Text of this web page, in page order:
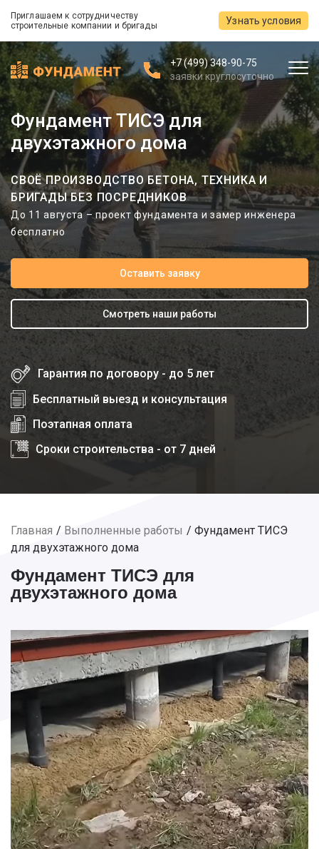
Приглашаем к сотрудничеству
строительные компании и бригады
Узнать условия
+7 (499) 348-90-75
заявки круглосуточно
Фундамент ТИСЭ для
двухэтажного дома
СВОЁ ПРОИЗВОДСТВО БЕТОНА, ТЕХНИКА И
БРИГАДЫ БЕЗ ПОСРЕДНИКОВ
До 11 августа – проект фундамента и замер инженера
бесплатно
Оставить заявку
Смотреть наши работы
Гарантия по договору - до 5 лет
Бесплатный выезд и консультация
Поэтапная оплата
Сроки строительства - от 7 дней
Главная Выполненные работы
Фундамент ТИСЭ
для двухэтажного дома
Фундамент ТИСЭ для
двухэтажного дома